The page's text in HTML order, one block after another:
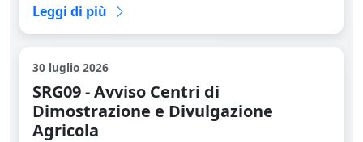
Leggi di più
30 luglio 2026
SRG09 - Avviso Centri di
Dimostrazione e Divulgazione
Agricola